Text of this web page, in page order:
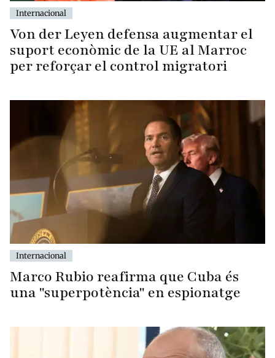
Internacional
Von der Leyen defensa augmentar el
suport econòmic de la UE al Marroc
per reforçar el control migratori
Internacional
Marco Rubio reafirma que Cuba és
una "superpotència" en espionatge